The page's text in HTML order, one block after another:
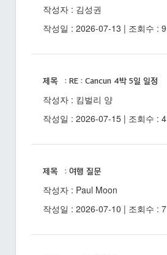
작성자 : 김성권
작성일 : 2026-07-13 | 조회수 : 9
제목 : RE : Cancun 4박 5일 일정
작성자 : 킴벌리 양
작성일 : 2026-07-15 | 조회수 : 4
제목 : 여행 질문
작성자 : Paul Moon
작성일 : 2026-07-10 | 조회수 : 7